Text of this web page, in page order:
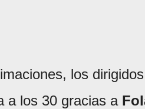
los
a los 30 gracias a